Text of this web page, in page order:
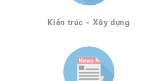
Kiến trúc - Xây dựng